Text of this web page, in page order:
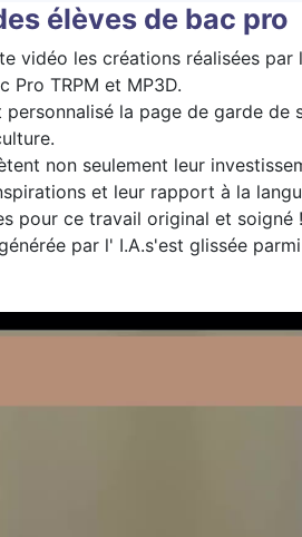
élèves de bac pro
vidéo les créations réalisées par
Pro TRPM et MP3D.
la page de garde de
non seulement leur
et leur rapport à la
pour ce travail original et soigné
par l' I.A.s'est glissée